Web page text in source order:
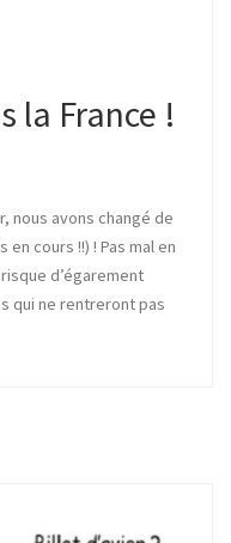
la France !
nous avons changé de
cours !!) ! Pas mal en
d’égarement
qui ne rentreront pas